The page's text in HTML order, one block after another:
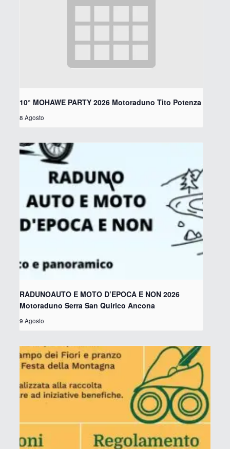
10° MOHAWE PARTY 2026 Motoraduno Tito Potenza
8 Agosto
RADUNOAUTO E MOTO D’EPOCA E NON 2026
Motoraduno Serra San Quirico Ancona
9 Agosto